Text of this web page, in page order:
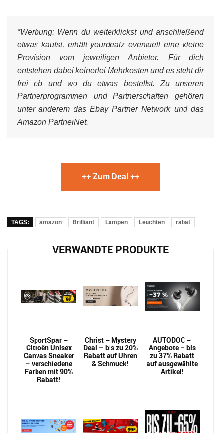
*Werbung: Wenn du weiterklickst und anschließend
etwas kaufst, erhält yourdealz eventuell eine kleine
Provision vom jeweiligen Anbieter. Für dich
entstehen dabei keinerlei Mehrkosten und es steht dir
frei ob und wo du etwas bestellst. Zu unseren
Partnerprogrammen und Partnerschaften gehören
unter anderem das Ebay Partner Network und das
Amazon PartnerNet.
++ Zum Deal ++
TAGS: amazon Brilliant Lampen Leuchten rabat
VERWANDTE PRODUKTE
SportSpar –
Citroën Unisex
Canvas Sneaker
– verschiedene
Farben mit 90%
Rabatt!
Christ – Mystery
Deal – bis zu 20%
Rabatt auf Uhren
& Schmuck!
AUTODOC –
Angebote – bis
zu 37% Rabatt
auf ausgewählte
Artikel!